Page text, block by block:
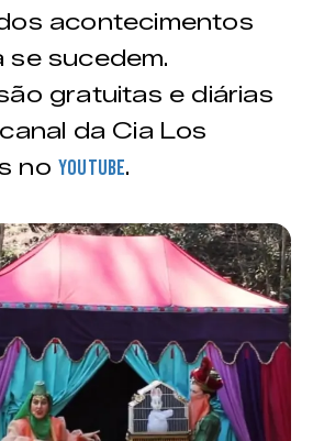
acontecimentos
se sucedem.
gratuitas e diárias
da Cia Los
no Youtube.